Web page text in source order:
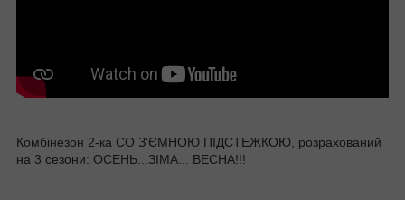
Комбінезон 2-ка СО З'ЄМНОЮ ПІДСТЕЖКОЮ, розрахований
на 3 сезони: ОСЕНЬ...ЗІМА... ВЕСНА!!!